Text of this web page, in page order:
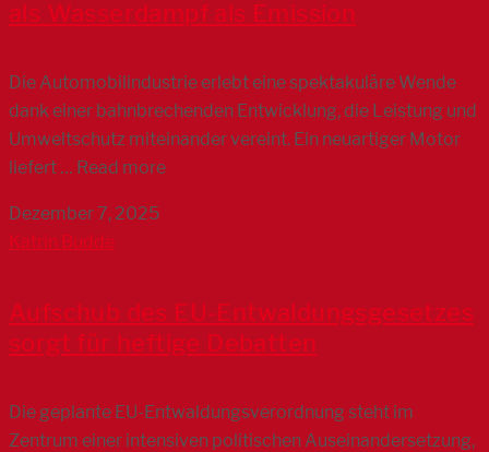
als Wasserdampf als Emission
Die Automobilindustrie erlebt eine spektakuläre Wende
dank einer bahnbrechenden Entwicklung, die Leistung und
Umweltschutz miteinander vereint. Ein neuartiger Motor
liefert … Read more
Dezember 7, 2025
Katrin Budde
Aufschub des EU-Entwaldungsgesetzes
sorgt für heftige Debatten
Die geplante EU-Entwaldungsverordnung steht im
Zentrum einer intensiven politischen Auseinandersetzung,